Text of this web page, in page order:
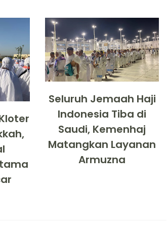
Seluruh Jemaah Haji
Indonesia Tiba di
Saudi, Kemenhaj
Matangkan Layanan
Armuzna